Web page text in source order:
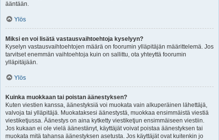
ääntään.
Ylös
Miksi en voi lisätä vastausvaihtoehtoja kyselyyn?
Kyselyn vastausvaihtoehtojen määrä on foorumin ylläpitäjän määrittelemä. Jos
tarvitset enemmän vaihtoehtoja kuin on sallittu, ota yhteyttä foorumin
ylläpitäjään.
Ylös
Kuinka muokkaan tai poistan äänestyksen?
Kuten viestien kanssa, äänestyksiä voi muokata vain alkuperäinen lähettäjä,
valvoja tai ylläpitäjä. Muokataksesi äänestystä, muokkaa ensimmäistä viestiä
viestiketjussa. Äänestys on aina kytketty viestiketjun ensimmäiseen viestiin.
Jos kukaan ei ole vielä äänestänyt, käyttäjät voivat poistaa äänestyksen tai
muokata mitä tahansa äänestyksen asetusta. Jos käyttäjät ovat kuitenkin jo